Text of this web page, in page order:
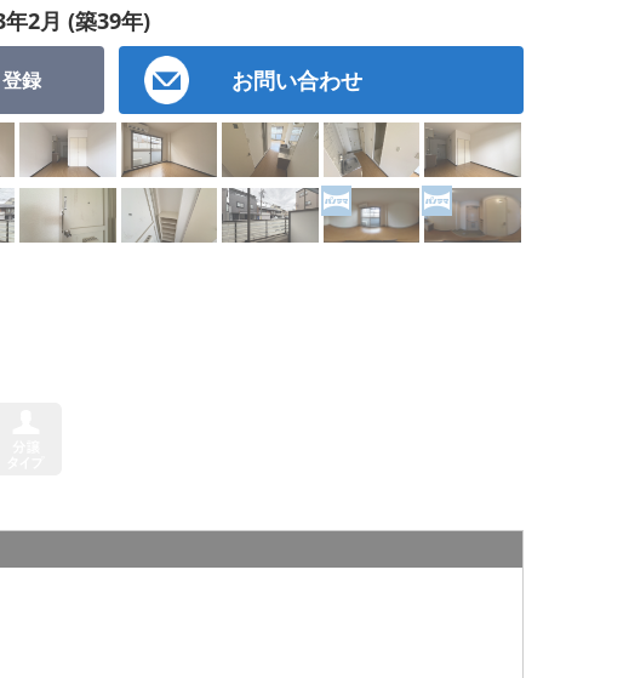
登録 お問い合わせ
年2月 (築39年)